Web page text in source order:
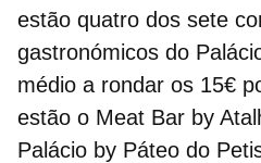
estão quatro dos sete
gastronómicos do
médio a rondar os 15€
estão o Meat Bar by
Palácio by Páteo do